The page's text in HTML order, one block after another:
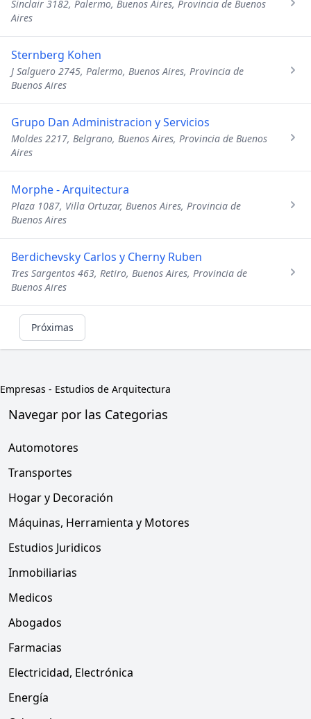
Sinclair 3182, Palermo, Buenos Aires, Provincia de Buenos
Aires
Sternberg Kohen
J Salguero 2745, Palermo, Buenos Aires, Provincia de
Buenos Aires
Grupo Dan Administracion y Servicios
Moldes 2217, Belgrano, Buenos Aires, Provincia de Buenos
Aires
Morphe - Arquitectura
Plaza 1087, Villa Ortuzar, Buenos Aires, Provincia de
Buenos Aires
Berdichevsky Carlos y Cherny Ruben
Tres Sargentos 463, Retiro, Buenos Aires, Provincia de
Buenos Aires
Próximas
Empresas - Estudios de Arquitectura
Navegar por las Categorias
Automotores
Transportes
Hogar y Decoración
Máquinas, Herramienta y Motores
Estudios Juridicos
Inmobiliarias
Medicos
Abogados
Farmacias
Electricidad, Electrónica
Energía